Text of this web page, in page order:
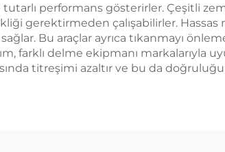
performans gösterirler. Çeşitli
gerektirmeden çalışabilirler.
Bu araçlar ayrıca tıkanmayı
farklı delme ekipmanı markalarıyla
titreşimi azaltır ve bu da